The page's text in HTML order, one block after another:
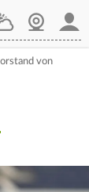
Webcam
von